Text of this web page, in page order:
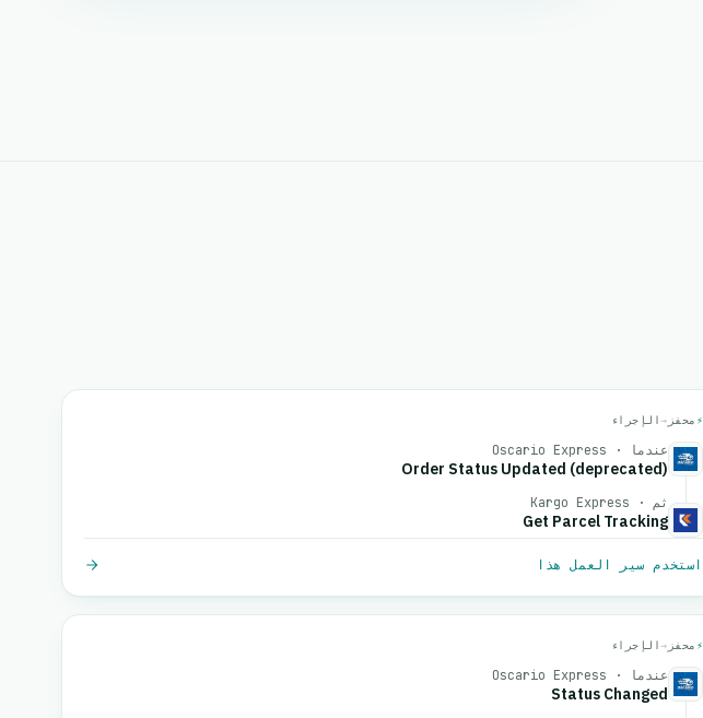
⚡ محفز →الإجراء
عندما · Oscario Express
Order Status Updated (deprecated)
ثم · Kargo Express
Get Parcel Tracking
استخدم سير العمل هذا
⚡ محفز →الإجراء
عندما · Oscario Express
Status Changed